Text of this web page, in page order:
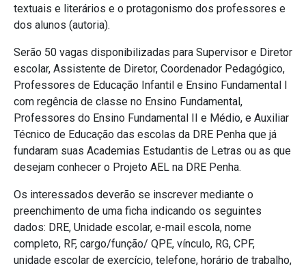
textuais e literários e o protagonismo dos professores e
dos alunos (autoria).
Serão 50 vagas disponibilizadas para Supervisor e Diretor
escolar, Assistente de Diretor, Coordenador Pedagógico,
Professores de Educação Infantil e Ensino Fundamental I
com regência de classe no Ensino Fundamental,
Professores do Ensino Fundamental II e Médio, e Auxiliar
Técnico de Educação das escolas da DRE Penha que já
fundaram suas Academias Estudantis de Letras ou as que
desejam conhecer o Projeto AEL na DRE Penha.
Os interessados deverão se inscrever mediante o
preenchimento de uma ficha indicando os seguintes
dados: DRE, Unidade escolar, e-mail escola, nome
completo, RF, cargo/função/ QPE, vínculo, RG, CPF,
unidade escolar de exercício, telefone, horário de trabalho,